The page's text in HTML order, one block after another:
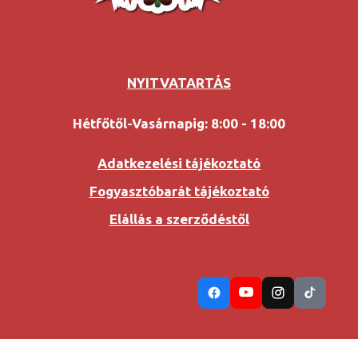
NYITVATARTÁS
Hétfőtől-Vasárnapig: 8:00 - 18:00
Adatkezelési tájékoztató
Fogyasztóbarát tájékoztató
Elállás a szerződéstől